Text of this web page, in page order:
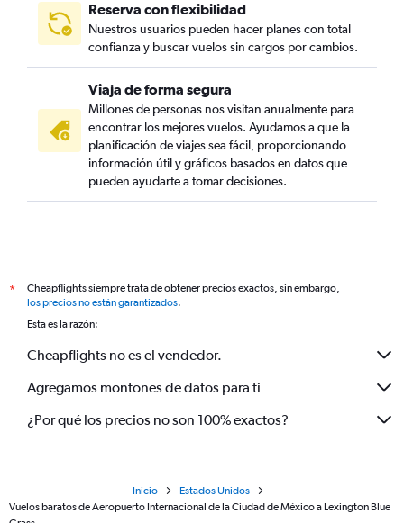
Reserva con flexibilidad
Nuestros usuarios pueden hacer planes con total
confianza y buscar vuelos sin cargos por cambios.
Viaja de forma segura
Millones de personas nos visitan anualmente para
encontrar los mejores vuelos. Ayudamos a que la
planificación de viajes sea fácil, proporcionando
información útil y gráficos basados en datos que
pueden ayudarte a tomar decisiones.
*
Cheapflights siempre trata de obtener precios exactos, sin embargo,
los precios no están garantizados.
Esta es la razón:
Cheapflights no es el vendedor.
Agregamos montones de datos para ti
¿Por qué los precios no son 100% exactos?
Inicio
Estados Unidos
Vuelos baratos de Aeropuerto Internacional de la Ciudad de México a Lexington Blue